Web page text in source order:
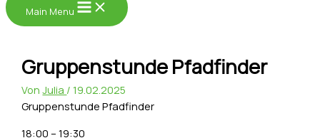
Main Menu
Gruppenstunde Pfadfinder
VonJulia /19.02.2025
Gruppenstunde Pfadfinder
18:00 –19:30